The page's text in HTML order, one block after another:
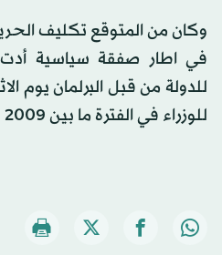
وكان من المتوقع تكليف
في اطار صفقة سياسية
للدولة من قبل البرلمان يوم
للوزراء في الفترة ما بين 2009 و2011.